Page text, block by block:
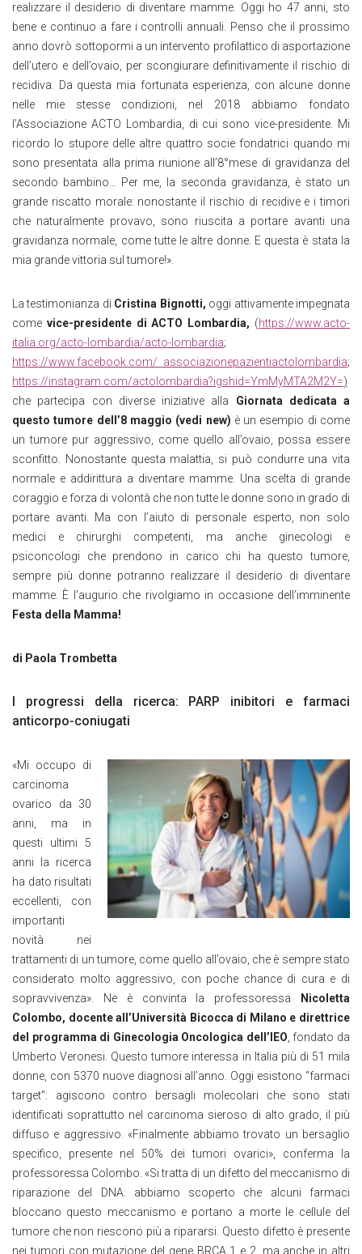
realizzare il desiderio di diventare mamme. Oggi ho 47 anni, sto
bene e continuo a fare i controlli annuali. Penso che il prossimo
anno dovrò sottopormi a un intervento profilattico di asportazione
dell’utero e dell’ovaio, per scongiurare definitivamente il rischio di
recidiva. Da questa mia fortunata esperienza, con alcune donne
nelle mie stesse condizioni, nel 2018 abbiamo fondato
l’Associazione ACTO Lombardia, di cui sono vice-presidente. Mi
ricordo lo stupore delle altre quattro socie fondatrici quando mi
sono presentata alla prima riunione all’8°mese di gravidanza del
secondo bambino… Per me, la seconda gravidanza, è stato un
grande riscatto morale: nonostante il rischio di recidive e i timori
che naturalmente provavo, sono riuscita a portare avanti una
gravidanza normale, come tutte le altre donne. E questa è stata la
mia grande vittoria sul tumore!».
La testimonianza di Cristina Bignotti, oggi attivamente impegnata
come vice-presidente di ACTO Lombardia, (https://www.acto-
italia.org/acto-lombardia/acto-lombardia;
https://www.facebook.com/ associazionepazientiactolombardia;
https://instagram.com/actolombardia?igshid=YmMyMTA2M2Y=)
che partecipa con diverse iniziative alla Giornata dedicata a
questo tumore dell’8 maggio (vedi new) è un esempio di come
un tumore pur aggressivo, come quello all’ovaio, possa essere
sconfitto. Nonostante questa malattia, si può condurre una vita
normale e addirittura a diventare mamme. Una scelta di grande
coraggio e forza di volontà che non tutte le donne sono in grado di
portare avanti. Ma con l’aiuto di personale esperto, non solo
medici e chirurghi competenti, ma anche ginecologi e
psiconcologi che prendono in carico chi ha questo tumore,
sempre più donne potranno realizzare il desiderio di diventare
mamme. È l’augurio che rivolgiamo in occasione dell’imminente
Festa della Mamma!
di Paola Trombetta
I progressi della ricerca: PARP inibitori e farmaci
anticorpo-coniugati
«Mi occupo di
carcinoma
ovarico da 30
anni, ma in
questi ultimi 5
anni la ricerca
ha dato risultati
eccellenti, con
importanti
novità nei
trattamenti di un tumore, come quello all’ovaio, che è sempre stato
considerato molto aggressivo, con poche chance di cura e di
sopravvivenza». Ne è convinta la professoressa
Nicoletta
Colombo, docente all’Università Bicocca di Milano e direttrice
del programma di Ginecologia Oncologica dell’IEO , fondato da
Umberto Veronesi. Questo tumore interessa in Italia più di 51 mila
donne, con 5370 nuove diagnosi all’anno. Oggi esistono “farmaci
target”: agiscono contro bersagli molecolari che sono stati
identificati soprattutto nel carcinoma sieroso di alto grado, il più
diffuso e aggressivo. «Finalmente abbiamo trovato un bersaglio
specifico, presente nel 50% dei tumori ovarici», conferma la
professoressa Colombo. «Si tratta di un difetto del meccanismo di
riparazione del DNA: abbiamo scoperto che alcuni farmaci
bloccano questo meccanismo e portano a morte le cellule del
tumore che non riescono più a ripararsi. Questo difetto è presente
nei tumori con mutazione del gene BRCA 1 e 2, ma anche in altri